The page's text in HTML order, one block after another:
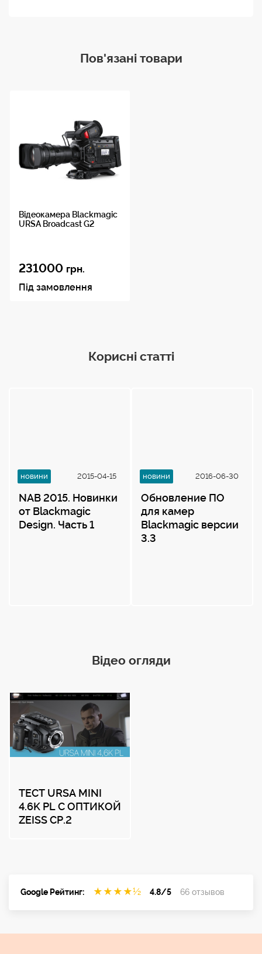
Пов'язані товари
Відеокамера Blackmagic
URSA Broadcast G2
231000 грн.
Під замовлення
Корисні статті
новини 2015-04-15
NAB 2015. Новинки
от Blackmagic
Design. Часть 1
новини 2016-06-30
Обновление ПО
для камер
Blackmagic версии
3.3
Відео огляди
ТЕСТ URSA MINI
4.6K PL С ОПТИКОЙ
ZEISS CP.2
Google Рейтинг: ★ ★ ★ ★½ 4.8/5 66 отзывов